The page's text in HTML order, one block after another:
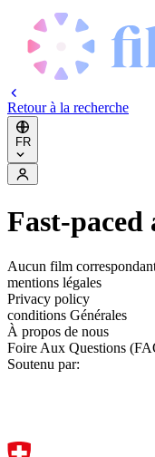
Retour à la recherche
FR
Fast-
Aucun film
mentions légales
Privacy policy
conditions Générales
À propos de nous
Foire Aux Questions
Soutenu par: